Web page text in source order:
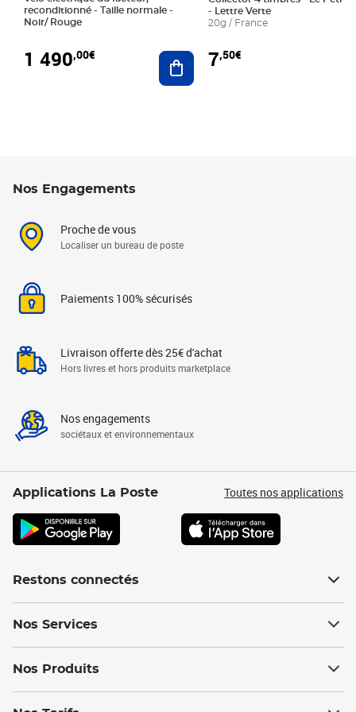
reconditionné - Taille normale -
Noir/ Rouge
1 490,00€ Ajouter au panier
- Lettre Verte
20g / France
7,50€
Nos Engagements
Proche de vous
Localiser un bureau de poste
Paiements 100% sécurisés
Livraison offerte dès 25€ d'achat
Hors livres et hors produits marketplace
Nos engagements
sociétaux et environnementaux
Applications La Poste Toutes nos applications
Restons connectés
Nos Services
Nos Produits